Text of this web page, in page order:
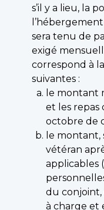
s’il y a lieu, la
sera tenu de
exigé
correspond à
suivantes :
le montant
et les repas
octobre de
le montant,
vétéran
applicables
du conjoint,
à charge et